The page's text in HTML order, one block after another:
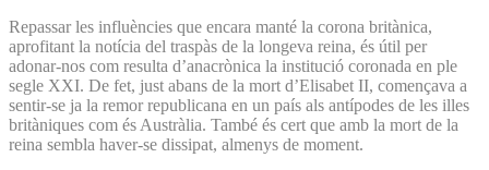
Repassar les influències que encara manté la corona britànica,
aprofitant la notícia del traspàs de la longeva reina, és útil per
adonar-nos com resulta d’anacrònica la institució coronada en ple
segle XXI. De fet, just abans de la mort d’Elisabet II, començava a
sentir-se ja la remor republicana en un país als antípodes de les illes
britàniques com és Austràlia. També és cert que amb la mort de la
reina sembla haver-se dissipat, almenys de moment.